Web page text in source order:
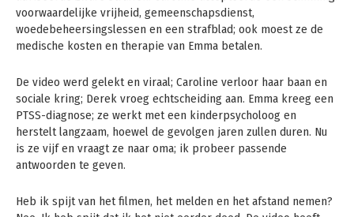
voorwaardelijke vrijheid, gemeenschapsdienst,
woedebeheersingslessen en een strafblad; ook moest ze de
medische kosten en therapie van Emma betalen.
De video werd gelekt en viraal; Caroline verloor haar baan en
sociale kring; Derek vroeg echtscheiding aan. Emma kreeg een
PTSS-diagnose; ze werkt met een kinderpsycholoog en
herstelt langzaam, hoewel de gevolgen jaren zullen duren. Nu
is ze vijf en vraagt ze naar oma; ik probeer passende
antwoorden te geven.
Heb ik spijt van het filmen, het melden en het afstand nemen?